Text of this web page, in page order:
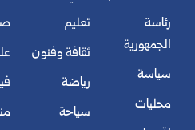
رئاسة
الجمهورية
سياسة
محليات
تعليم
ثقافة وفنون
رياضة
سياحة